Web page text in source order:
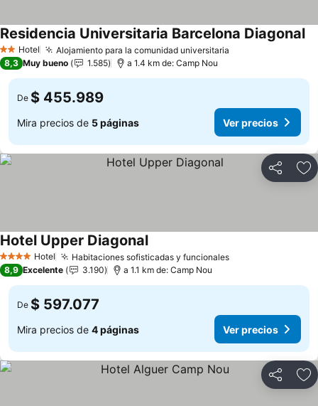
2 Estrellas
Hotel Alojamiento para la comunidad universitaria
Residencia Universitaria Barcelona Diagonal
8,3 Muy bueno 1.585 a 1.4 km de: Camp Nou
De $ 455.989
Mira precios de 5 páginas Ver precios
Compartir
4 EstrellasHotel Habitaciones sofisticadas y funcionales
Hotel Upper Diagonal
8,9 Excelente 3.190 a 1.1 km de: Camp Nou
De $ 597.077
Mira precios de 4 páginas Ver precios
Compartir